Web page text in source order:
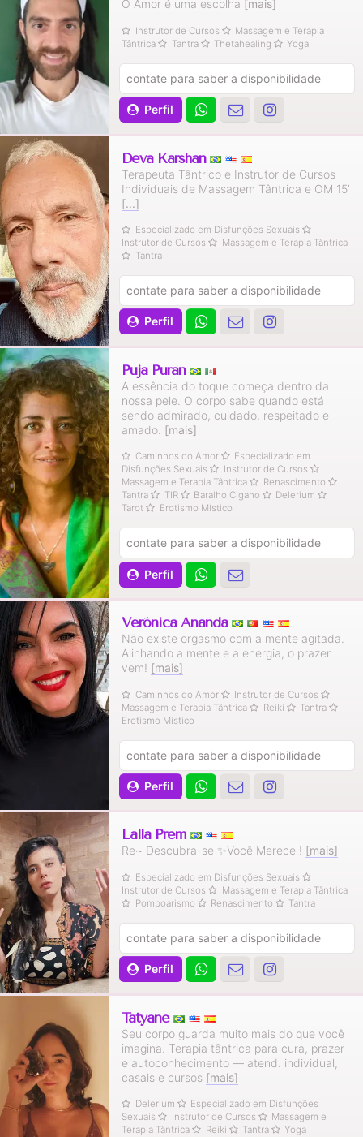
O Amor é uma escolha [mais]
Instrutor de Cursos
Massagem e Terapia
Tântrica
Tantra Thetahealing Yoga
Perfil
contate para saber a disponibilidade
Deva Karshan
Terapeuta Tântrico e Instrutor de Cursos
Individuais de Massagem Tântrica e OM 15’
[...]
Especializado em Disfunções Sexuais
Instrutor de Cursos
Massagem e Terapia Tântrica
Tantra
Perfil
contate para saber a disponibilidade
Puja Puran
A essência do toque começa dentro da
nossa pele. O corpo sabe quando está
sendo admirado, cuidado, respeitado e
amado. [mais]
Caminhos do Amor
Especializado em
Disfunções Sexuais
Instrutor de Cursos
Massagem e Terapia Tântrica
Renascimento
Tantra
TIR Baralho Cigano
Delerium
Tarot
Erotismo Místico
Perfil
contate para saber a disponibilidade
Verônica Ananda
Não existe orgasmo com a mente agitada.
Alinhando a mente e a energia, o prazer
vem! [mais]
Caminhos do Amor
Instrutor de Cursos
Massagem e Terapia Tântrica
Reiki
Tantra
Erotismo Místico
Perfil
contate para saber a disponibilidade
Lalla Prem
Re~ Descubra-se ✨Você Merece ! [mais]
Especializado em Disfunções Sexuais
Instrutor de Cursos
Massagem e Terapia Tântrica
Pompoarismo
Renascimento Tantra
Perfil
contate para saber a disponibilidade
Tatyane
Seu corpo guarda muito mais do que você
imagina. Terapia tântrica para cura, prazer
e autoconhecimento — atend. individual,
casais e cursos [mais]
Delerium
Especializado em Disfunções
Sexuais
Instrutor de Cursos
Massagem e
Terapia Tântrica
Reiki Tantra Yoga